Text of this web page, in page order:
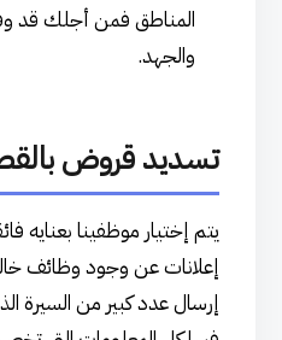
المناطق فمن أجلك قد
والجهد.
تسديد قروض
يتم إختيار موظفينا بعنايه
إعلانات عن وجود وظائف
إرسال عدد كبير من السيرة